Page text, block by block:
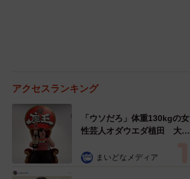
アクセスランキング
「ウソだろ」体重130kgの女
性芸人オダウエダ植田 大学
で」 まいどなメディア